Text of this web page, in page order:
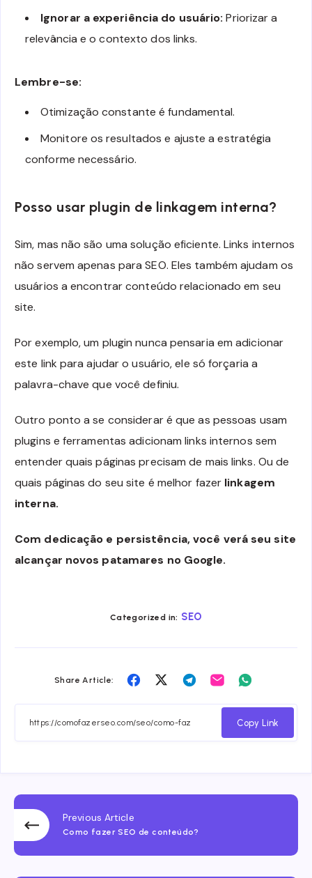
Ignorar a experiência do usuário: Priorizar a
relevância e o contexto dos links.
Lembre-se:
Otimização constante é fundamental.
Monitore os resultados e ajuste a estratégia
conforme necessário.
Posso usar plugin de linkagem interna?
Sim, mas não são uma solução eficiente. Links internos
não servem apenas para SEO. Eles também ajudam os
usuários a encontrar conteúdo relacionado em seu
site.
Por exemplo, um plugin nunca pensaria em adicionar
este link para ajudar o usuário, ele só forçaria a
palavra-chave que você definiu.
Outro ponto a se considerar é que as pessoas usam
plugins e ferramentas adicionam links internos sem
entender quais páginas precisam de mais links. Ou de
quais páginas do seu site é melhor fazer linkagem
interna.
Com dedicação e persistência, você verá seu site
alcançar novos patamares no Google.
Categorized in: SEO
Share Article:
Share
Facebook
Share
Twitter
Share
Telegram
Share
Email Whatsapp
Copy Link
Previous Article
Como fazer SEO de conteúdo?